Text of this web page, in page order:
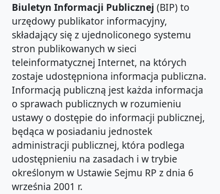
Biuletyn Informacji Publicznej (BIP) to
urzędowy publikator informacyjny,
składający się z ujednoliconego systemu
stron publikowanych w sieci
teleinformatycznej Internet, na których
zostaje udostępniona informacja publiczna.
Informacją publiczną jest każda informacja
o sprawach publicznych w rozumieniu
ustawy o dostępie do informacji publicznej,
będąca w posiadaniu jednostek
administracji publicznej, która podlega
udostępnieniu na zasadach i w trybie
określonym w Ustawie Sejmu RP z dnia 6
września 2001 r.